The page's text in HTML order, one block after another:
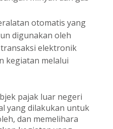
otomatis yang
digunakan oleh
elektronik
kegiatan melalui
pajak luar negeri
yang dilakukan untuk
dan memelihara